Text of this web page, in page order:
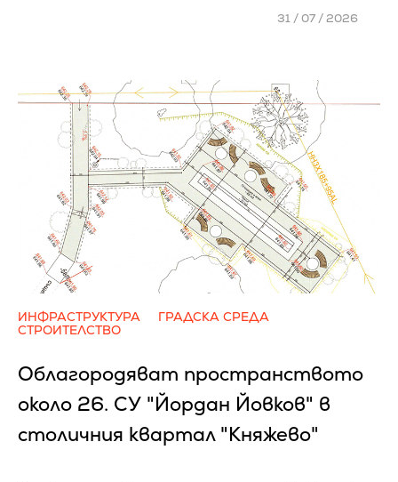
31 / 07 / 2026
ИНФРАСТРУКТУРА
ГРАДСКА СРЕДА
СТРОИТЕЛСТВО
Облагородяват пространството
около 26. СУ "Йордан Йовков" в
столичния квартал "Княжево"